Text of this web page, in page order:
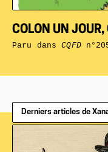
COLON UN JOUR,
Paru dansCQFD
Derniers articles de